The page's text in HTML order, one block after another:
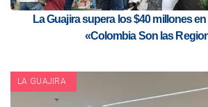
La Guajira supera los $40 millones
«Colombia Son las
LA GUAJIRA